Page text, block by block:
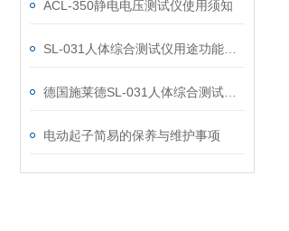
ACL-350静电电压测试仪使用须知
电动起子简易的保养与维护事项